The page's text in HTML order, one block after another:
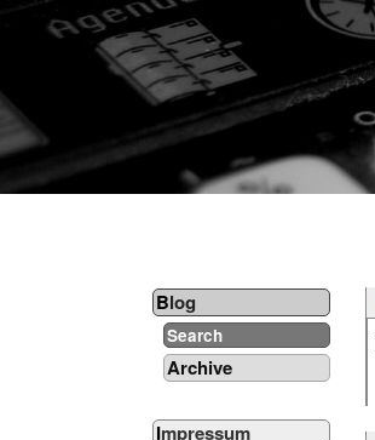
Blog
Search
Archive
Impressum